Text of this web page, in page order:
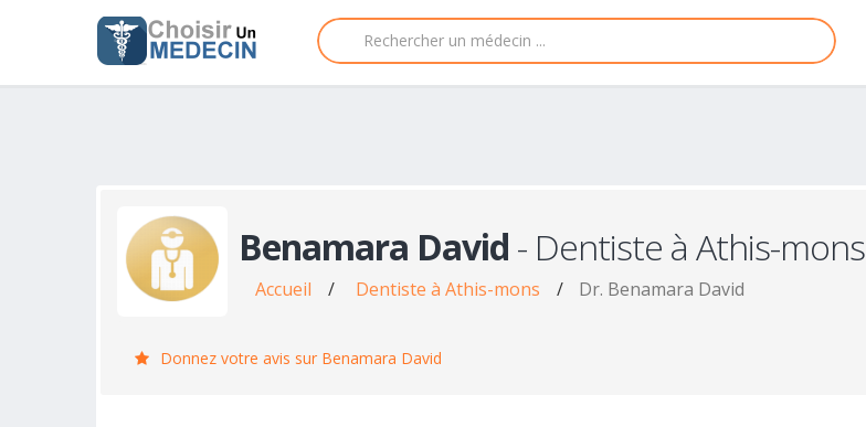
Benamara David - Dentiste à Athis-mons
Accueil / Dentiste à Athis-mons / Dr. Benamara David
Donnez votre avis sur Benamara David